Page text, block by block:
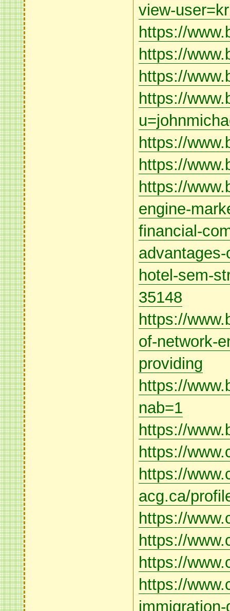
view-
https://
https://
https://
https://
https://
https://
https://
engine-
financial-
hotel-sem-
35148
https://
of-network-
providing
https://
nab=1
https://
https://
https://
acg.ca/
https://
https://
https://
https://